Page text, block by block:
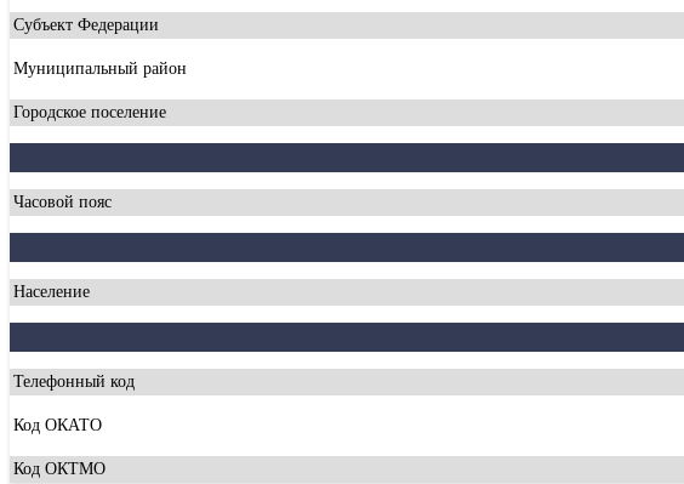
Субъект Федерации
Муниципальный район
Городское поселение
Часовой пояс
Население
Телефонный код
Код ОКАТО
Код ОКТМО